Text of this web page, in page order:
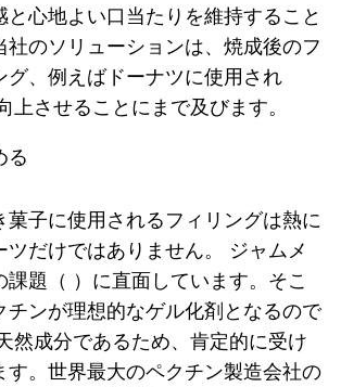
と心地よい口当たりを維持すること
社のソリューションは、焼成後のフ
グ、例えばドーナツに使用され
上させることにまで及びます。
る
菓子に使用されるフィリングは熱に
ツだけではありません。 ジャムメ
課題（ ）に直面しています。そこ
チンが理想的なゲル化剤となるので
然成分であるため、肯定的に受け
す。世界最大のペクチン製造会社の